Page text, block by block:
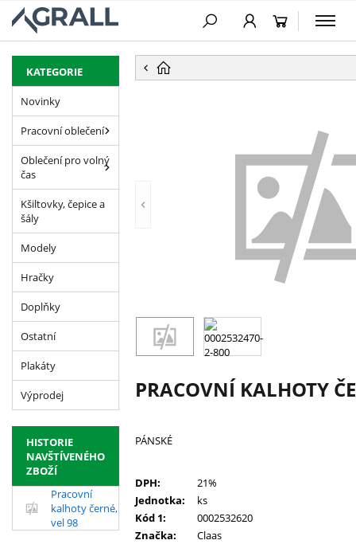
PŘESKOČIT NAVIGACI
KATEGORIE
Novinky
Pracovní oblečení
Oblečení pro volný
čas
Kšiltovky, čepice a
šály
Modely
Hračky
Doplňky
Ostatní
Plakáty
Výprodej
HISTORIE
NAVŠTÍVENÉHO
ZBOŽÍ
Pracovní
kalhoty černé,
vel 98
PRACOVNÍ KALHOTY
PÁNSKÉ
DPH:
21%
Jednotka:
ks
Kód 1:
0002532620
Značka:
Claas